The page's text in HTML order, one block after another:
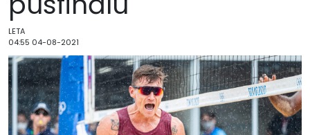
LETA
04:55 04-08-2021